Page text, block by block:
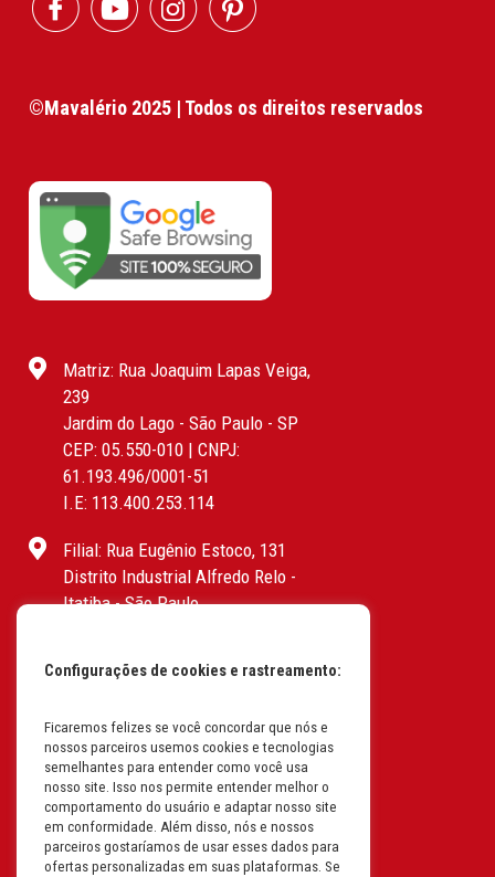
©Mavalério 2025 | Todos os direitos reservados
Matriz: Rua Joaquim Lapas Veiga,
239
Jardim do Lago - São Paulo - SP
CEP: 05.550-010 | CNPJ:
61.193.496/0001-51
I.E: 113.400.253.114
Filial: Rua Eugênio Estoco, 131
Distrito Industrial Alfredo Relo -
Itatiba - São Paulo
I.E: 382.096.357.1147
Filial: Av. Odila Chaves Rodrigues,
1277
Parque industrial RM - Condomínio
Therapark - Jundiaí - São Paulo
CEP: 13.213-087 | CNPJ:
61.193.496/0018-08
Configurações de cookies e rastreamento:
Ficaremos felizes se você concordar que nós e
nossos parceiros usemos cookies e tecnologias
semelhantes para entender como você usa
nosso site. Isso nos permite entender melhor o
comportamento do usuário e adaptar nosso site
em conformidade. Além disso, nós e nossos
parceiros gostaríamos de usar esses dados para
ofertas personalizadas em suas plataformas. Se